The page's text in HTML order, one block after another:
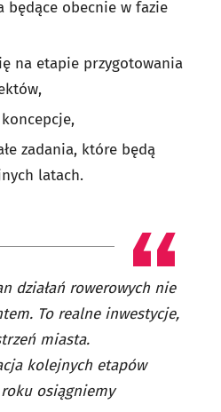
będące obecnie w fazie
na etapie przygotowania
zadania, które będą
latach.
działań rowerowych nie
To realne inwestycje,
miasta.
kolejnych etapów
osiągniemy